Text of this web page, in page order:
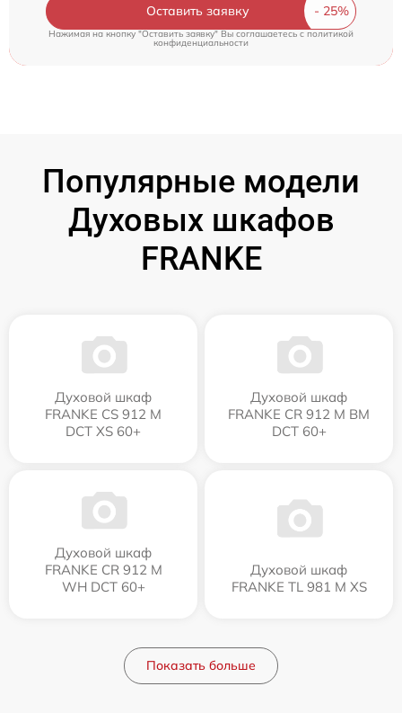
Оставить заявку
Нажимая на кнопку "Оставить заявку" Вы соглашаетесь cполитикой
конфиденциальности
Популярные модели
Духовых шкафов
FRANKE
Духовой шкаф
FRANKE CS 912 M
DCT XS 60+
Духовой шкаф
FRANKE CR 912 M BM
DCT 60+
Духовой шкаф
FRANKE CR 912 M
WH DCT 60+
Духовой шкаф
FRANKE TL 981 M XS
Показать больше